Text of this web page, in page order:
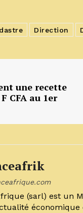
Direction
une recette
CFA au 1er
(sarl) est un